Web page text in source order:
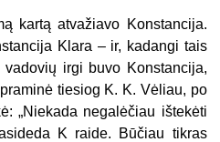
kartą atvažiavo Konstancija.
Klara – ir, kadangi tais
irgi buvo Konstancija,
tiesiog K. K. Vėliau, po
„Niekada negalėčiau ištekėti
K raide. Būčiau tikras